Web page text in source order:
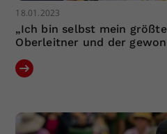
18.01.2023
„Ich bin selbst mein
Oberleitner und der